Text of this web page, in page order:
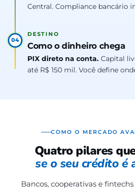
Central. Compliance bancário
04
DESTINO
Como o dinheiro chega
PIX direto na conta. Capital
até R$ 150 mil. Você define
COMO O MERCADO
Quatro pilares
se o seu crédito é
Bancos, cooperativas e